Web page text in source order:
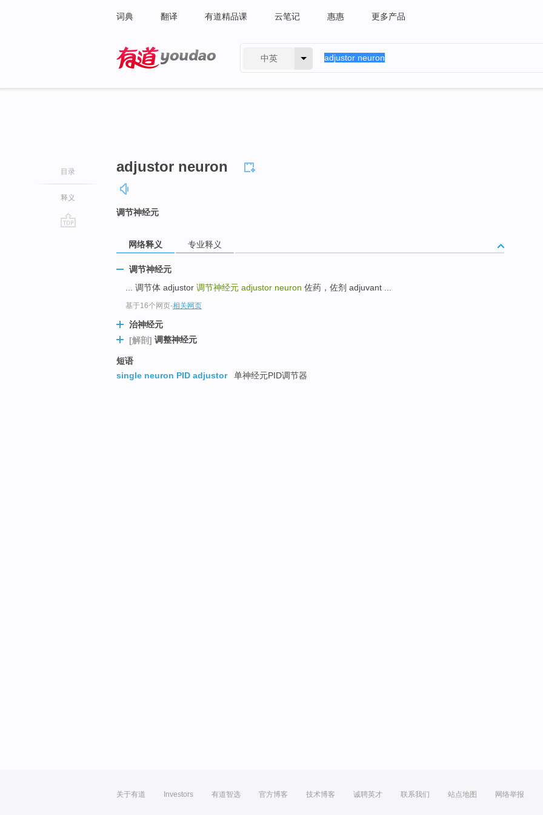
词典 翻译 有道精品课 云笔记 惠惠 更多产品
中英
目录
释义
adjustor neuron
调节神经元
网络释义 专业释义
调节神经元
... 调节体 adjustor 调节神经元 adjustor neuron 佐药，佐剂 adjuvant ...
基于16个网页-相关网页
治神经元
[解剖] 调整神经元
短语
single neuron PID adjustor
单神经元PID调节器
关于有道 Investors 有道智选 官方博客 技术博客 诚聘英才 联系我们 站点地图 网络举报